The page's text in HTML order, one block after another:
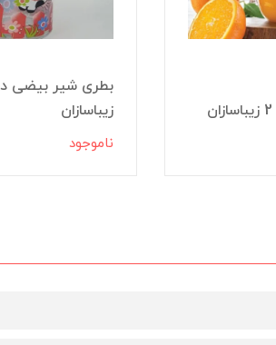
بطری شير بیضی
زیباسازان
ناموجود